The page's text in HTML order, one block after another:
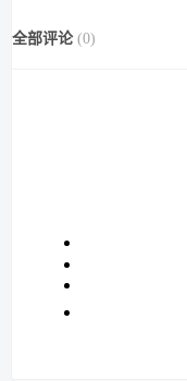
全部评论 (0)